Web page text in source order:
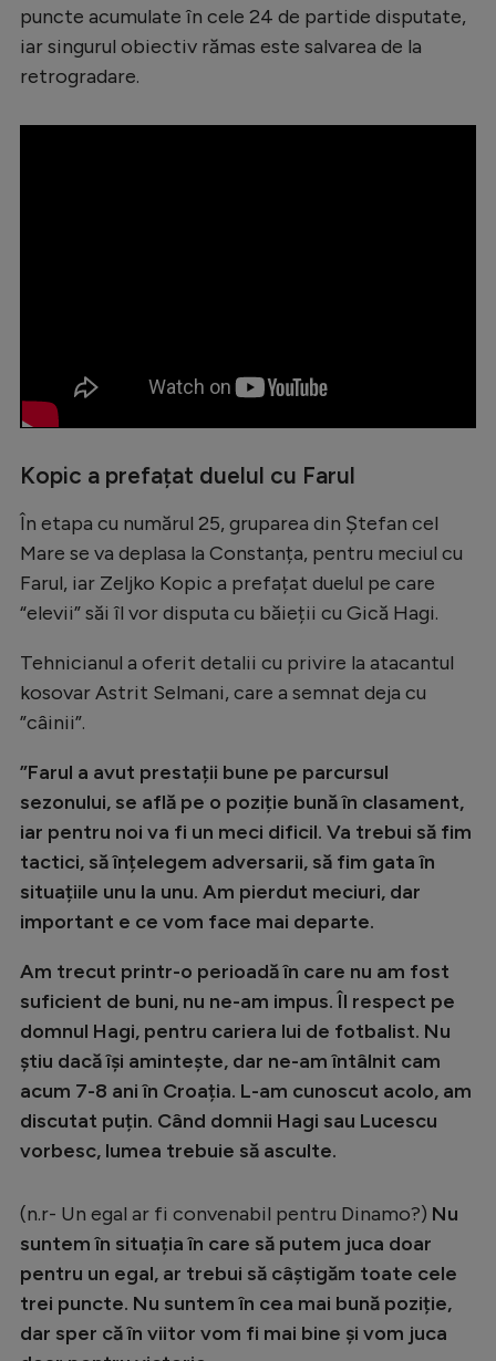
Bundesliga
Ligue 1
Tenis
Handbal
Natație
Gimnastică
Auto
Ciclism
JO 2026
Creează cont
puncte acumulate în cele 24 de partide disputate,
iar singurul obiectiv rămas este salvarea de la
retrogradare.
Kopic a prefațat duelul cu Farul
În etapa cu numărul 25, gruparea din Ștefan cel
Mare se va deplasa la Constanța, pentru meciul cu
Farul, iar Zeljko Kopic a prefațat duelul pe care
“elevii” săi îl vor disputa cu băieții cu Gică Hagi.
Tehnicianul a oferit detalii cu privire la atacantul
kosovar Astrit Selmani, care a semnat deja cu
”câinii”.
”Farul a avut prestații bune pe parcursul
sezonului, se află pe o poziție bună în clasament,
iar pentru noi va fi un meci dificil. Va trebui să fim
tactici, să înțelegem adversarii, să fim gata în
situațiile unu la unu. Am pierdut meciuri, dar
important e ce vom face mai departe.
Am trecut printr-o perioadă în care nu am fost
suficient de buni, nu ne-am impus. Îl respect pe
domnul Hagi, pentru cariera lui de fotbalist. Nu
știu dacă își amintește, dar ne-am întâlnit cam
acum 7-8 ani în Croația. L-am cunoscut acolo, am
discutat puțin. Când domnii Hagi sau Lucescu
vorbesc, lumea trebuie să asculte.
(n.r- Un egal ar fi convenabil pentru Dinamo?) Nu
suntem în situația în care să putem juca doar
pentru un egal, ar trebui să câștigăm toate cele
trei puncte. Nu suntem în cea mai bună poziție,
dar sper că în viitor vom fi mai bine și vom juca